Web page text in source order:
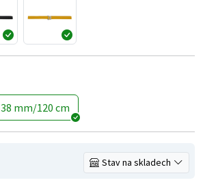
38 mm/120 cm
Stav na skladech